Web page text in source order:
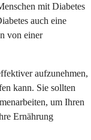
mit Diabetes
auch eine
von einer
aufzunehmen,
kann. Sie sollten
um Ihren
Ernährung